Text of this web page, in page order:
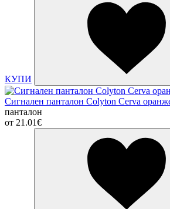
КУПИ
Сигнален панталон Colyton Cerva
панталон
от 21.01€